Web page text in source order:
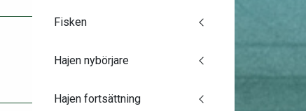
Fisken
Hajen nybörjare
Hajen fortsättning